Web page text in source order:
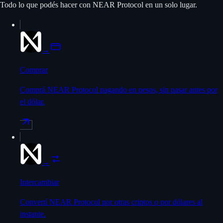
Todo lo que podés hacer con NEAR Protocol en un solo lugar.
→
Comprar
Comprá NEAR Protocol pagando en pesos, sin pasar antes por
el dólar.
→
Intercambiar
Convertí NEAR Protocol por otras criptos o por dólares al
instante.